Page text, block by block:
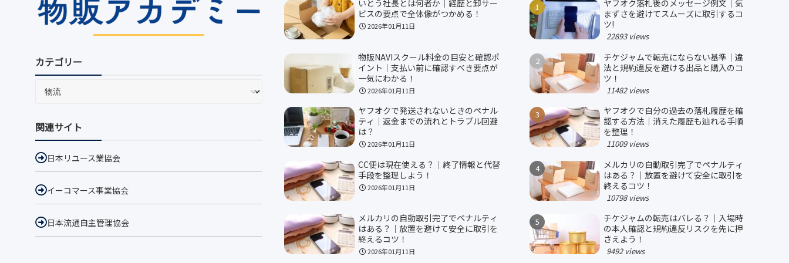
カテゴリー
関連サイト
日本リユース業協会
イーコマース事業協会
日本流通自主管理協会
いとう社長とは何者か｜経歴と卸サー
ビスの要点で全体像がつかめる！
2026年01月11日
物販NAVIスクール料金の目安と確認ポ
イント｜支払い前に確認すべき要点が
一気にわかる！
2026年01月11日
ヤフオクで発送されないときのペナル
ティ｜返金までの流れとトラブル回避
は？
2026年01月11日
CC便は現在使える？｜終了情報と代替
手段を整理しよう！
2026年01月11日
メルカリの自動取引完了でペナルティ
はある？｜放置を避けて安全に取引を
終えるコツ！
2026年01月11日
ヤフオク落札後のメッセージ例文｜気
まずさを避けてスムーズに取引するコ
ツ!
22893 views
チケジャムで転売にならない基準｜違
法と規約違反を避ける出品と購入のコ
ツ！
11482 views
ヤフオクで自分の過去の落札履歴を確
認する方法｜消えた履歴も辿れる手順
を整理！
11009 views
メルカリの自動取引完了でペナルティ
はある？｜放置を避けて安全に取引を
終えるコツ！
10798 views
チケジャムの転売はバレる？｜入場時
の本人確認と規約違反リスクを先に押
さえよう！
9492 views